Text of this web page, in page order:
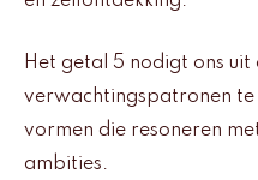
Het getal 5 nodigt ons
verwachtingspatronen te
vormen die resoneren
ambities.